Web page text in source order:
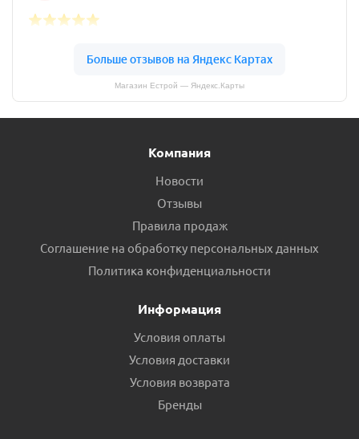
Магазин Естрой — Яндекс.Карты
Компания
Новости
Отзывы
Правила продаж
Соглашение на обработку персональных данных
Политика конфиденциальности
Информация
Условия оплаты
Условия доставки
Условия возврата
Бренды